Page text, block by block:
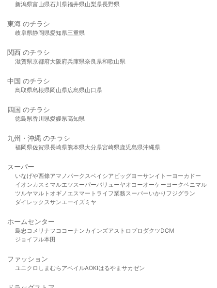
新潟県富山県石川県福井県山梨県長野県
東海 のチラシ
岐阜県静岡県愛知県三重県
関西 のチラシ
滋賀県京都府大阪府兵庫県奈良県和歌山県
中国 のチラシ
鳥取県島根県岡山県広島県山口県
四国 のチラシ
徳島県香川県愛媛県高知県
九州・沖縄 のチラシ
福岡県佐賀県長崎県熊本県大分県宮崎県鹿児島県沖縄県
スーパー
いなげや西條アマノパークスベイシア ビッグヨーサンイトーヨーカドー
イオンカスミ マルエツスーパーバリューヤオコーオーケー ヨークベニマル
ツルヤマルト オギノ エスマート ライフ業務スーパーいかり フジグラン
ダイレックスサンエーイズミヤ
ホームセンター
島忠 コメリ ナフコ コーナンカインズアストロプロダクツDCM
ジョイフル本田
ファッション
ユニクロ しまむら アベイルAOKIはるやま サカゼン